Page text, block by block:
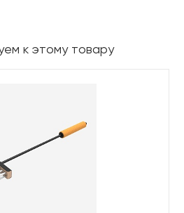
к этому товару